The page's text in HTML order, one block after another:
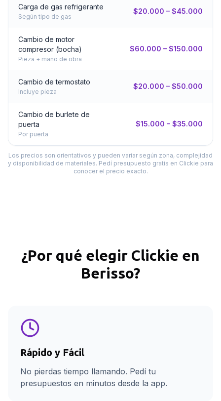
Carga de gas refrigerante
Según tipo de gas
$20.000 – $45.000
Cambio de motor
compresor (bocha)
Pieza + mano de obra
$60.000 – $150.000
Cambio de termostato
Incluye pieza
$20.000 – $50.000
Cambio de burlete de
puerta
Por puerta
$15.000 – $35.000
Los precios son orientativos y pueden variar según zona, complejidad
y disponibilidad de materiales. Pedí presupuesto gratis en Clickie para
conocer el precio exacto.
¿Por qué elegir Clickie en
Berisso?
Rápido y Fácil
No pierdas tiempo llamando. Pedí tu
presupuestos en minutos desde la app.